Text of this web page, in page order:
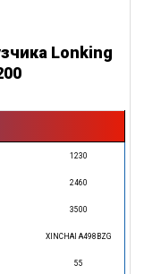
Lonking
1230
2460
3500
XINCHAI A498BZG
55